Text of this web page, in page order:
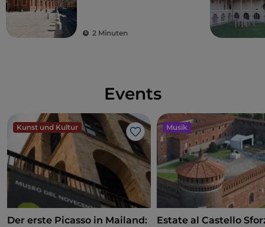
Renaissance
2 Minuten
Events
Kunst und Kultur
Like
Der erste Picasso in Mailand:
Musik
Estate al Castello